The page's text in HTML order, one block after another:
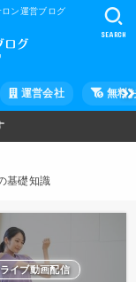
ン運営ブログ
運営会社 無料
SEARCH
基礎知識
ライブ動画配信